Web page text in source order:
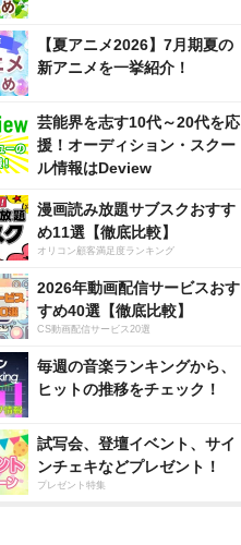
【夏アニメ2026】7月期夏の
新アニメを一挙紹介！
芸能界を志す10代～20代を応
援！オーディション・スクー
ル情報はDeview
漫画読み放題サブスクおすす
め11選【徹底比較】
オリコン顧客満足度ランキング
2026年動画配信サービスおす
すめ40選【徹底比較】
CS動画配信サービス20選
毎週の音楽ランキングから、
ヒットの推移をチェック！
試写会、登壇イベント、サイ
ンチェキなどプレゼント！
プレゼント特集